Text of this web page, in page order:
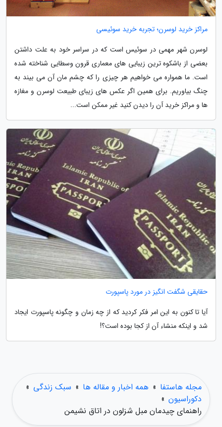
مراکز خرید لوسرن؛ تجربه خرید سوئیسی
لوسرن شهر مهمی در سوئیس است که در سراسر خود به علت داشتن
بعضی از باشکوه ترین زیبایی های معماری قرون وسطایی شناخته شده
است. ما همواره می خواهیم هر چیزی را که چشم مان آن می بیند به
چنگ بیاوریم. برای همین اگر عکس های زیبای طبیعت لوسرن و مغازه
ها و مراکز خرید آن را دیدن کنید غیر ممکن است...
حقایقی شگفت انگیز در مورد پاسپورت
آیا تا کنون به این امر فکر کردید که از چه زمان و چگونه پاسپورت ایجاد
شد و اینکه منشاء آن از کجا بوده است؟!
مجله هاستفا » همه اخبار و مقاله ها » سبک زندگی »
دکوراسیون »
راهنمای چیدمان مبل شزلون در اتاق نشیمن